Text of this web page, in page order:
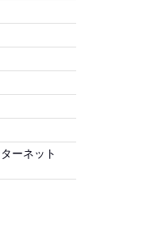
ーネット